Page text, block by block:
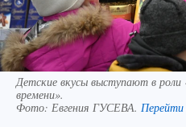
Детские вкусы выступают в
времени».
Фото: Евгения ГУСЕВА.